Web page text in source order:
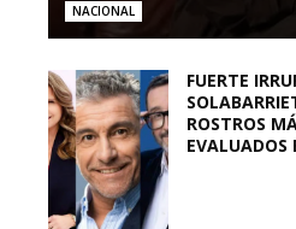
NACIONAL
FUERTE
ROSTROS
EVALUADOS